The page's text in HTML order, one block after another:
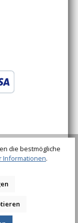
die bestmögliche
Informationen.